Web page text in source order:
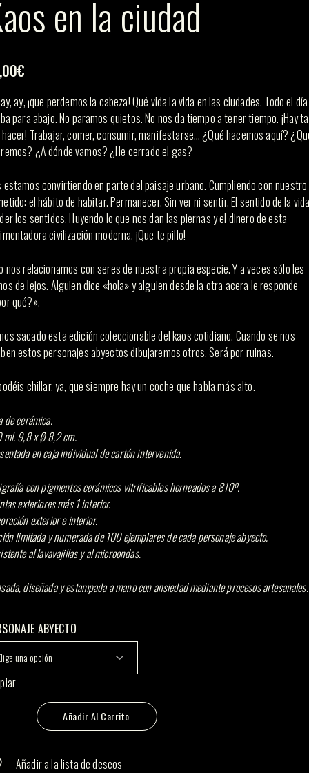
en la ciudad
€
ay, ¡que perdemos la cabeza! Qué vida la vida en las ciudades. Todo el
para abajo. No paramos quietos. No nos da tiempo a tener tiempo. ¡Hay
Trabajar, comer, consumir, manifestarse… ¿Qué hacemos aquí?
¿A dónde vamos? ¿He cerrado el gas?
estamos convirtiendo en parte del paisaje urbano. Cumpliendo con nuestro
el hábito de habitar. Permanecer. Sin ver ni sentir. El sentido de la
los sentidos. Huyendo lo que nos dan las piernas y el dinero de esta
civilización moderna. ¡Que te pillo!
nos relacionamos con seres de nuestra propia especie. Y a veces sólo les
de lejos. Alguien dice «hola» y alguien desde la otra acera le responde
qué?».
sacado esta edición coleccionable del kaos cotidiano. Cuando se nos
estos personajes abyectos dibujaremos otros. Será por ruinas.
chillar, ya, que siempre hay un coche que habla más alto.
de cerámica.
ml. 9,8 x Ø 8,2 cm.
en caja individual de cartón intervenida.
con pigmentos cerámicos vitrificables horneados a 810º.
exteriores más 1 interior.
exterior e interior.
limitada y numerada de 100 ejemplares de cada personaje abyecto.
al lavavajillas y al microondas.
diseñada y estampada a mano con ansiedad mediante procesos artesanales.
ABYECTO
en la ciudad cantidadAñadir Al Carrito
Añadir a la lista de deseos